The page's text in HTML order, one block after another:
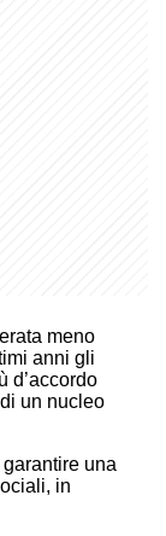
meno
anni gli
d’accordo
un nucleo
una
in